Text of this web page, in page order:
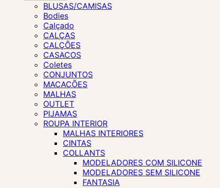
BLUSAS/CAMISAS
Bodies
Calçado
CALÇAS
CALÇÕES
CASACOS
Coletes
CONJUNTOS
MACACÕES
MALHAS
OUTLET
PIJAMAS
ROUPA INTERIOR
MALHAS INTERIORES
CINTAS
COLLANTS
MODELADORES COM SILICONE
MODELADORES SEM SILICONE
FANTASIA